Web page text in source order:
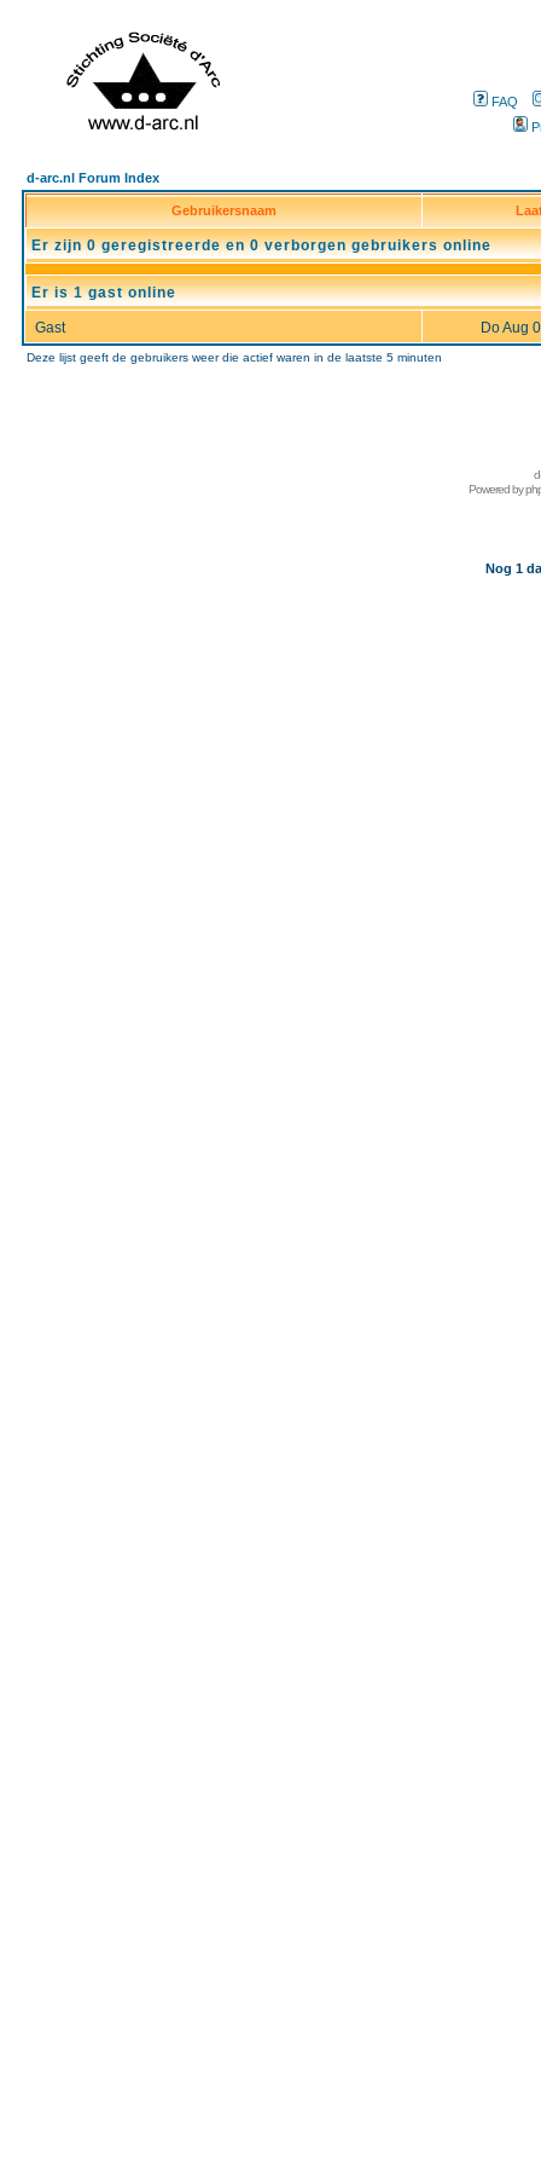
FAQ
d-arc.nl Forum Index
Gebruikersnaam
Er zijn 0 geregistreerde en 0 verborgen gebruikers online
Er is 1 gast online
Gast Do Aug
Deze lijst geeft de gebruikers weer die actief waren in de laatste 5 minuten
Powered by
Nog 1